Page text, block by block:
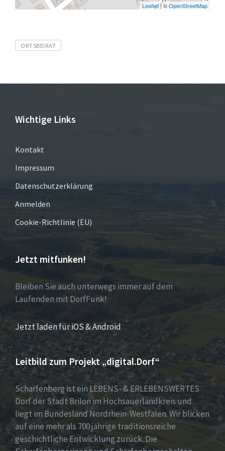
Leaflet| ©OpenStreetMap
Tags
ORTSBEIRAT
Wichtige Links
Kontakt
Impressum
Datenschutzerklärung
Anmelden
Cookie-Richtlinie (EU)
Jetzt mitfunken!
Bleiben Sie auch unterwegs immer auf dem
Laufenden mit DorfFunk!
Jetzt laden für iOS & Android
Leitbild zum Projekt „digital.Dorf“
Scharfenberg ist ein LEBENS- & ERLEBENSWERTES
Dorf der Stadt Brilon im Hochsauerlandkreis und
liegt im Bundesland Nordrhein-Westfalen. Wir blicken
auf eine mehr als 700 jährige traditionsreiche
geschichtliche Entwicklung zurück. Die